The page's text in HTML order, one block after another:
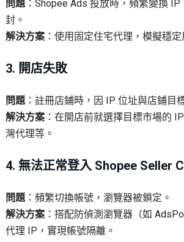
問題：Shopee Ads 投放時，頻繁變換
封。
解決方案：使用固定住宅代理，模擬穩定
3. 開店失敗
問題：註冊店鋪時，因 IP 位址與店鋪目
解決方案：在開店前就選擇目標市場的
灣代理等。
4. 無法正常登入 Shopee Seller
問題：頻繁切換帳號，瀏覽器被鎖定。
解決方案：搭配防偵測瀏覽器（如
代理 IP，實現帳號隔離。